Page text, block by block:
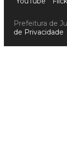
Prefeitura de
de Privacidade